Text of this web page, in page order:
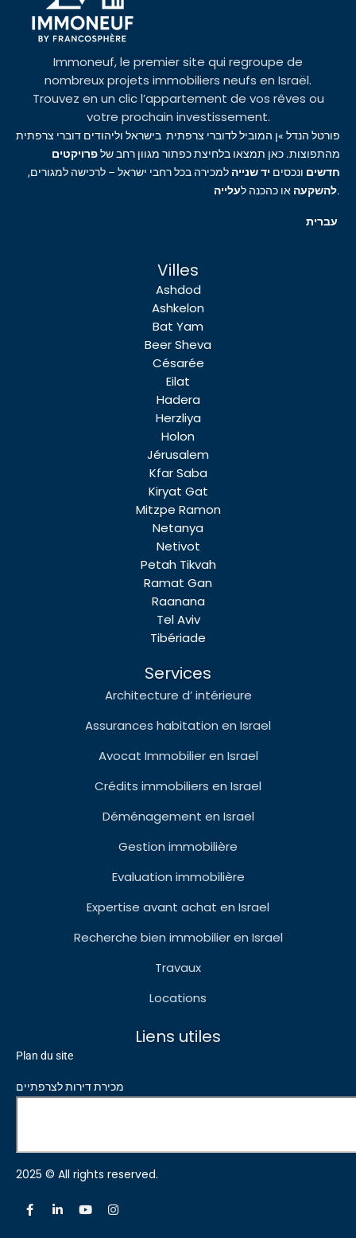
Immoneuf, le premier site qui regroupe de
nombreux projets immobiliers neufs en Israël.
Trouvez en un clic l’appartement de vos rêves ou
votre prochain investissement.
פורטל הנדל »ן המוביל לדוברי צרפתית בישראל וליהודים דוברי צרפתית
מהתפוצות. כאן תמצאו בלחיצת כפתור מגוון רחב שלפרויקטים
חדשים ונכסים יד שנייה למכירה בכל רחבי ישראל – לרכישה למגורים,
להשקעה או כהכנה לעלייה .
Villes
Ashdod
Ashkelon
Bat Yam
Beer Sheva
Césarée
Eilat
Hadera
Herzliya
Holon
Jérusalem
Kfar Saba
Kiryat Gat
Mitzpe Ramon
Netanya
Netivot
Petah Tikvah
Ramat Gan
Raanana
Tel Aviv
Tibériade
Services
Architecture d’ intérieure
Assurances habitation en Israel
Avocat Immobilier en Israel
Crédits immobiliers en Israel
Déménagement en Israel
Gestion immobilière
Evaluation immobilière
Expertise avant achat en Israel
Recherche bien immobilier en Israel
Travaux
Locations
Liens utiles
Plan du site
מכירת דירות לצרפתיים
2025 © All rights reserved.